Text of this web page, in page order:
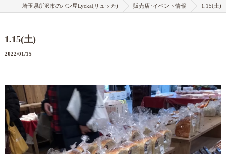
埼玉県所沢市のパン屋Lycka(リュッカ) 販売店･イベント情報 1.15(土)
1.15(土)
2022/01/15